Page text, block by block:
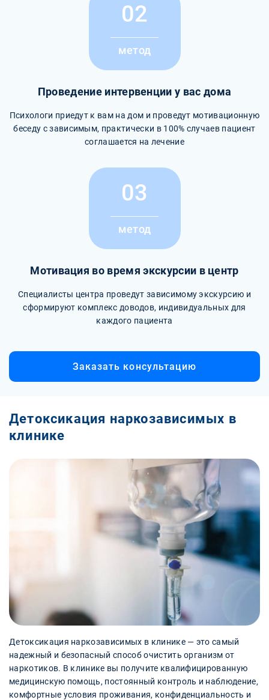
02
метод
Проведение интервенции у вас дома
Психологи приедут к вам на дом и проведут мотивационную
беседу с зависимым, практически в 100% случаев пациент
соглашается на лечение
03
метод
Мотивация во время экскурсии в центр
Специалисты центра проведут зависимому экскурсию и
сформируют комплекс доводов, индивидуальных для
каждого пациента
Заказать консультацию
Детоксикация наркозависимых в
клинике
Детоксикация наркозависимых в клинике — это самый
надежный и безопасный способ очистить организм от
наркотиков. В клинике вы получите квалифицированную
медицинскую помощь, постоянный контроль и наблюдение,
комфортные условия проживания, конфиденциальность и